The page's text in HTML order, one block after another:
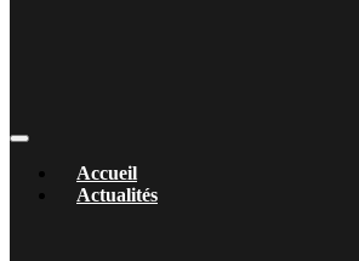
Accueil
Actualités